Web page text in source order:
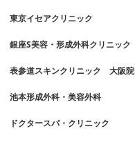
東京イセアクリニック
銀座S美容・形成外科クリニック
表参道スキンクリニック 大阪院
池本形成外科・美容外科
ドクタースパ・クリニック